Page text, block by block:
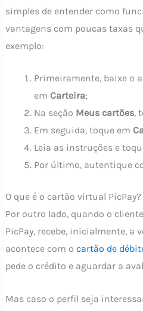
simples de entender como
vantagens com poucas taxas
exemplo:
Primeiramente, baixe o
em Carteira;
Na seção Meus cartões,
Em seguida, toque em
Leia as instruções e
Por último, autentique
O que é o cartão virtual PicPay?
Por outro lado, quando o
PicPay, recebe, inicialmente, a
acontece com o cartão de
pede o crédito e aguardar a
Mas caso o perfil seja